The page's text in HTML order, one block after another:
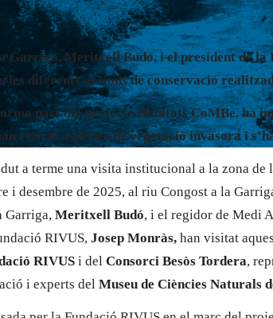
Garriga, Meritxell Budó, i el president de la
les diferents accions de conservació
part del projecte Hàbitats CoMBe, ha
retirat espècies de vegetació invasora i
a terme una visita institucional a la zona de
i desembre de 2025, al riu Congost a la
Garriga, Meritxell Budó, i el regidor de Medi
RIVUS, Josep Monràs,han visitat
RIVUSi del Consorci Besòs Tordera,
i experts del Museu de Ciències Naturals